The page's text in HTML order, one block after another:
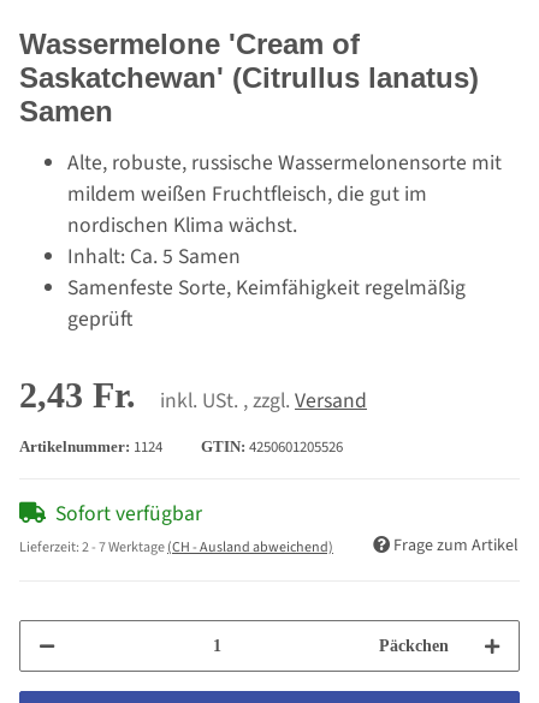
Wassermelone 'Cream of
Saskatchewan' (Citrullus lanatus)
Samen
Alte, robuste, russische Wassermelonensorte mit
mildem weißen Fruchtfleisch, die gut im
nordischen Klima wächst.
Inhalt: Ca. 5 Samen
Samenfeste Sorte, Keimfähigkeit regelmäßig
geprüft
2,43 Fr. inkl. USt. , zzgl. Versand
Artikelnummer: 1124 GTIN: 4250601205526
Sofort verfügbar
Lieferzeit:2 - 7 Werktage(CH - Ausland abweichend) Frage zum Artikel
Päckchen